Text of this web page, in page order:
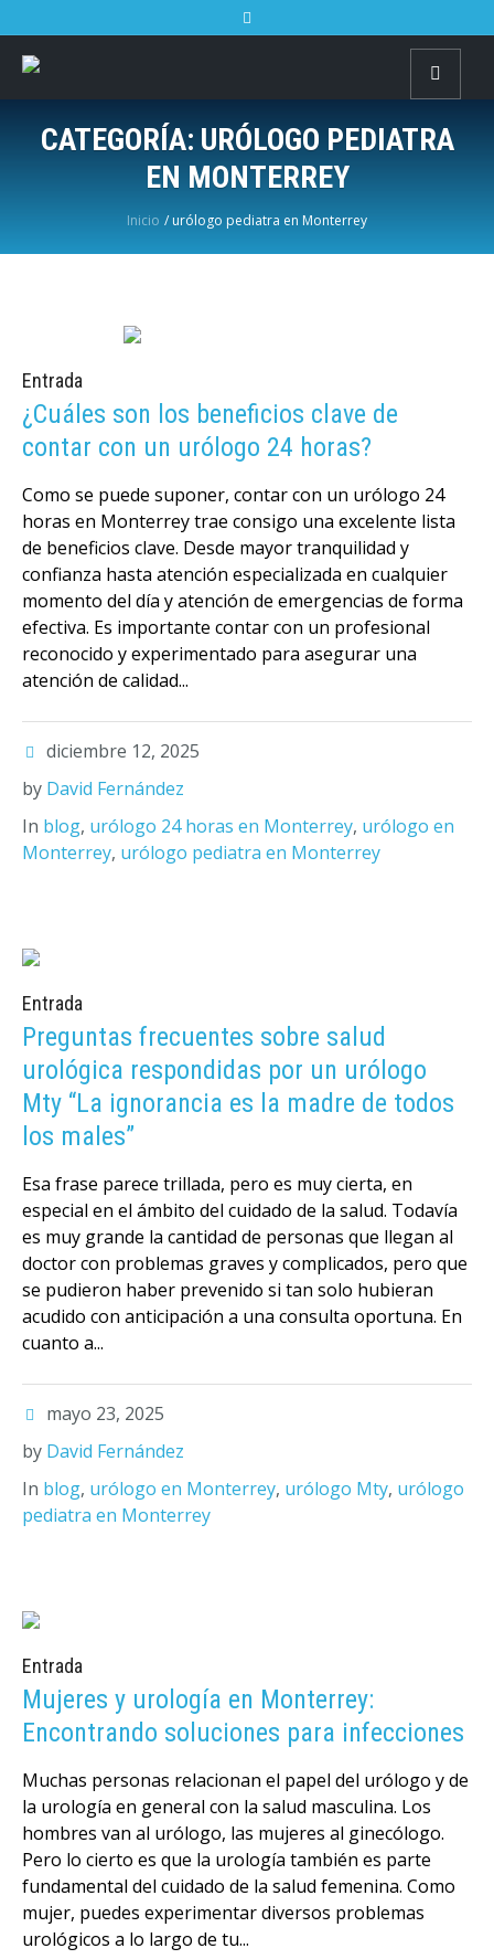
CATEGORÍA: URÓLOGO PEDIATRA
EN MONTERREY
Inicio / urólogo pediatra en Monterrey
Entrada
¿Cuáles son los beneficios clave de
contar con un urólogo 24 horas?
Como se puede suponer, contar con un urólogo 24
horas en Monterrey trae consigo una excelente lista
de beneficios clave. Desde mayor tranquilidad y
confianza hasta atención especializada en cualquier
momento del día y atención de emergencias de forma
efectiva. Es importante contar con un profesional
reconocido y experimentado para asegurar una
atención de calidad...
diciembre 12, 2025
by David Fernández
In blog, urólogo 24 horas en Monterrey, urólogo en
Monterrey, urólogo pediatra en Monterrey
Entrada
Preguntas frecuentes sobre salud
urológica respondidas por un urólogo
Mty “La ignorancia es la madre de todos
los males”
Esa frase parece trillada, pero es muy cierta, en
especial en el ámbito del cuidado de la salud. Todavía
es muy grande la cantidad de personas que llegan al
doctor con problemas graves y complicados, pero que
se pudieron haber prevenido si tan solo hubieran
acudido con anticipación a una consulta oportuna. En
cuanto a...
mayo 23, 2025
by David Fernández
In blog, urólogo en Monterrey, urólogo Mty, urólogo
pediatra en Monterrey
Entrada
Mujeres y urología en Monterrey:
Encontrando soluciones para infecciones
Muchas personas relacionan el papel del urólogo y de
la urología en general con la salud masculina. Los
hombres van al urólogo, las mujeres al ginecólogo.
Pero lo cierto es que la urología también es parte
fundamental del cuidado de la salud femenina. Como
mujer, puedes experimentar diversos problemas
urológicos a lo largo de tu...